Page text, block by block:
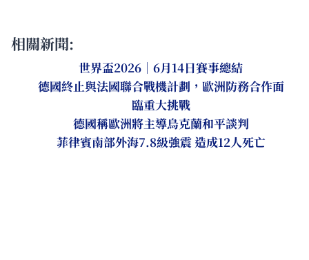
相關新聞:
世界盃2026｜6月14日賽事總結
德國終止與法國聯合戰機計劃，歐洲防務合作面
臨重大挑戰
德國稱歐洲將主導烏克蘭和平談判
菲律賓南部外海7.8級強震 造成12人死亡